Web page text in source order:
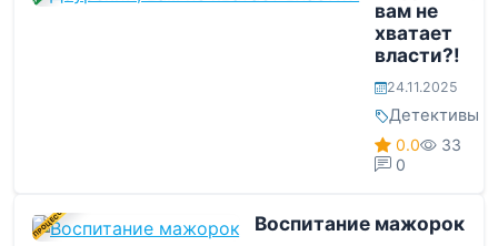
вам не
хватает
власти?!
24.11.2025
Детективы
0.0
33
0
В ПРОЦЕССЕ Воспитание мажорок